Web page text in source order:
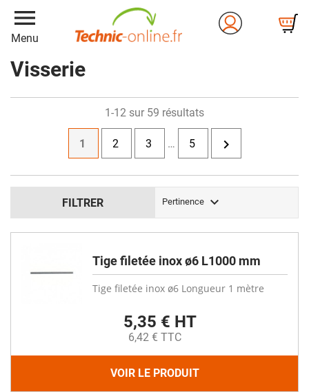
menu
Menu
Visserie
FILTRER Pertinence 
1-12 sur 59 résultats
1 2 3 … 5 
Tige filetée inox ø6 L1000 mm
Tige filetée inox ø6 Longueur 1 mètre
5,35 € HT
6,42 € TTC
VOIR LE PRODUIT